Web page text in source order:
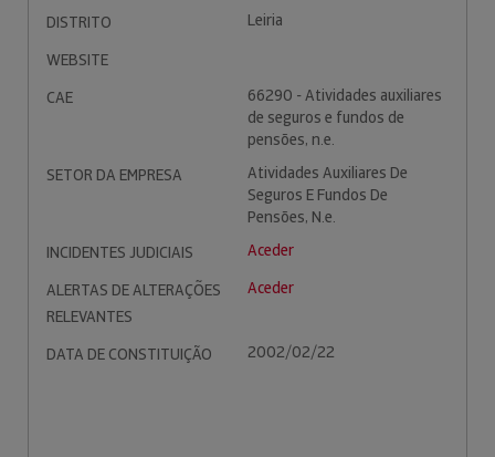
DISTRITO
Leiria
WEBSITE
CAE
66290 - Atividades auxiliares
de seguros e fundos de
pensões, n.e.
SETOR DA EMPRESA
Atividades Auxiliares De
Seguros E Fundos De
Pensões, N.e.
INCIDENTES JUDICIAIS
Aceder
ALERTAS DE ALTERAÇÕES
RELEVANTES
Aceder
DATA DE CONSTITUIÇÃO 2002/02/22